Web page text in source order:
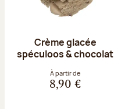
Crème glacée
spéculoos & chocolat
À partir de
8,90 €